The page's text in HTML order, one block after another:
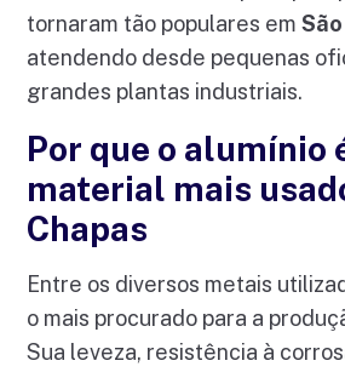
tornaram tão populares em
atendendo desde pequenas
grandes plantas industriais.
Por que o alumínio
material mais
Chapas
Entre os diversos metais
o mais procurado para a
Sua leveza, resistência à